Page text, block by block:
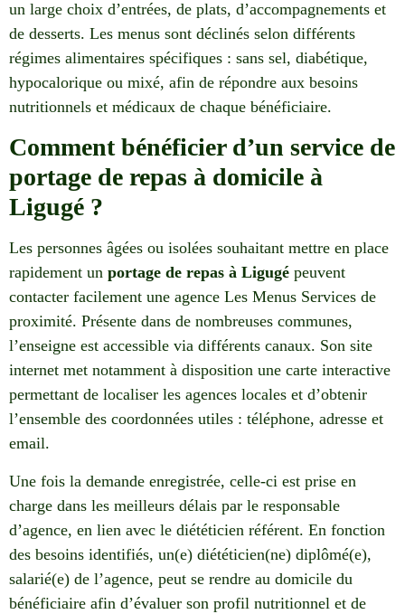
un large choix d’entrées, de plats, d’accompagnements et
de desserts. Les menus sont déclinés selon différents
régimes alimentaires spécifiques : sans sel, diabétique,
hypocalorique ou mixé, afin de répondre aux besoins
nutritionnels et médicaux de chaque bénéficiaire.
Comment bénéficier d’un service de
portage de repas à domicile à
Ligugé ?
Les personnes âgées ou isolées souhaitant mettre en place
rapidement un portage de repas à Ligugé peuvent
contacter facilement une agence Les Menus Services de
proximité. Présente dans de nombreuses communes,
l’enseigne est accessible via différents canaux. Son site
internet met notamment à disposition une carte interactive
permettant de localiser les agences locales et d’obtenir
l’ensemble des coordonnées utiles : téléphone, adresse et
email.
Une fois la demande enregistrée, celle-ci est prise en
charge dans les meilleurs délais par le responsable
d’agence, en lien avec le diététicien référent. En fonction
des besoins identifiés, un(e) diététicien(ne) diplômé(e),
salarié(e) de l’agence, peut se rendre au domicile du
bénéficiaire afin d’évaluer son profil nutritionnel et de